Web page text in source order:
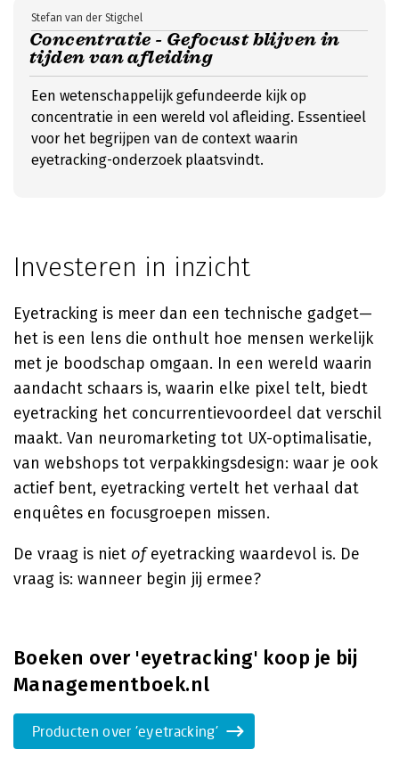
Concentratie - Gefocust blijven in
tijden van afleiding
Stefan van der Stigchel
Een wetenschappelijk gefundeerde kijk op
concentratie in een wereld vol afleiding. Essentieel
voor het begrijpen van de context waarin
eyetracking-onderzoek plaatsvindt.
Investeren in inzicht
Eyetracking is meer dan een technische gadget—
het is een lens die onthult hoe mensen werkelijk
met je boodschap omgaan. In een wereld waarin
aandacht schaars is, waarin elke pixel telt, biedt
eyetracking het concurrentievoordeel dat verschil
maakt. Van neuromarketing tot UX-optimalisatie,
van webshops tot verpakkingsdesign: waar je ook
actief bent, eyetracking vertelt het verhaal dat
enquêtes en focusgroepen missen.
De vraag is niet ofeyetracking waardevol is. De
vraag is: wanneer begin jij ermee?
Boeken over 'eyetracking' koop je bij
Managementboek.nl
Producten over 'eyetracking'